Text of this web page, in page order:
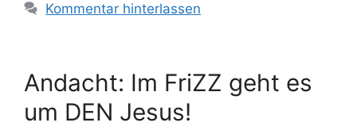
Kommentar hinterlassen
Andacht: Im FriZZ geht es
um DEN Jesus!